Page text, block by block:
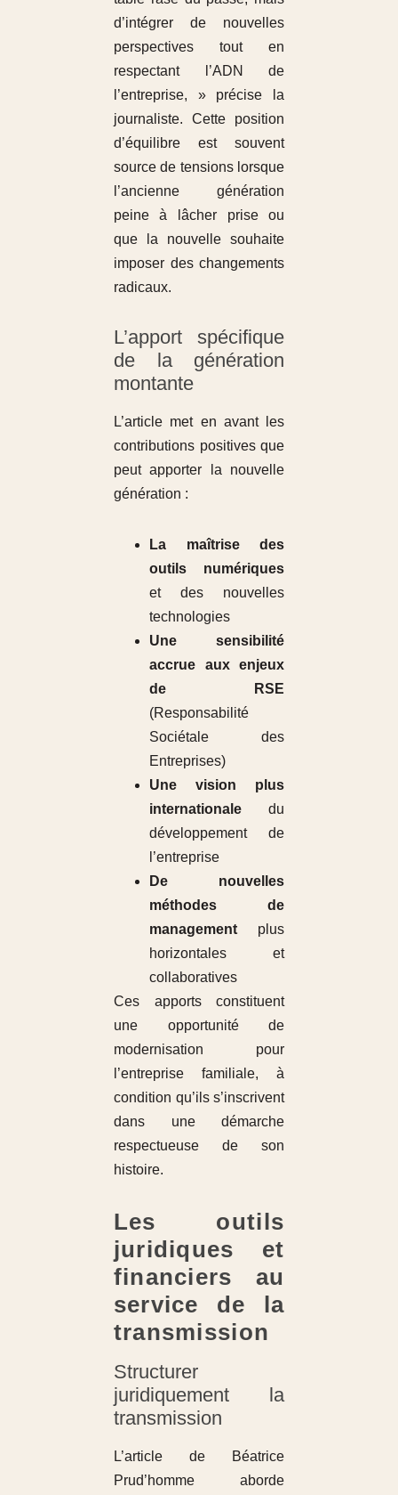
d’intégrer de nouvelles
perspectives tout en
respectant l’ADN de
l’entreprise, » précise la
journaliste. Cette position
d’équilibre est souvent
source de tensions lorsque
l’ancienne génération
peine à lâcher prise ou
que la nouvelle souhaite
imposer des changements
radicaux.
L’apport spécifique
de la génération
montante
L’article met en avant les
contributions positives que
peut apporter la nouvelle
génération :
La maîtrise des
outils numériques
et des nouvelles
technologies
Une sensibilité
accrue aux enjeux
de RSE
(Responsabilité
Sociétale des
Entreprises)
Une vision plus
internationaledu
développement de
l’entreprise
De nouvelles
méthodes de
managementplus
horizontales et
collaboratives
Ces apports constituent
une opportunité de
modernisation pour
l’entreprise familiale, à
condition qu’ils s’inscrivent
dans une démarche
respectueuse de son
histoire.
Les outils
juridiques et
financiers au
service de la
transmission
Structurer
juridiquement la
transmission
L’article de Béatrice
Prud’homme aborde